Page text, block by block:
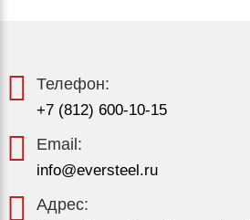
Телефон:
+7 (812) 600-10-15
Email:
info@eversteel.ru
Адрес: